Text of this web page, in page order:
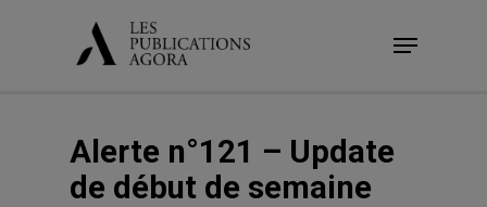
Menu
Alerte n°121 – Update
de début de semaine